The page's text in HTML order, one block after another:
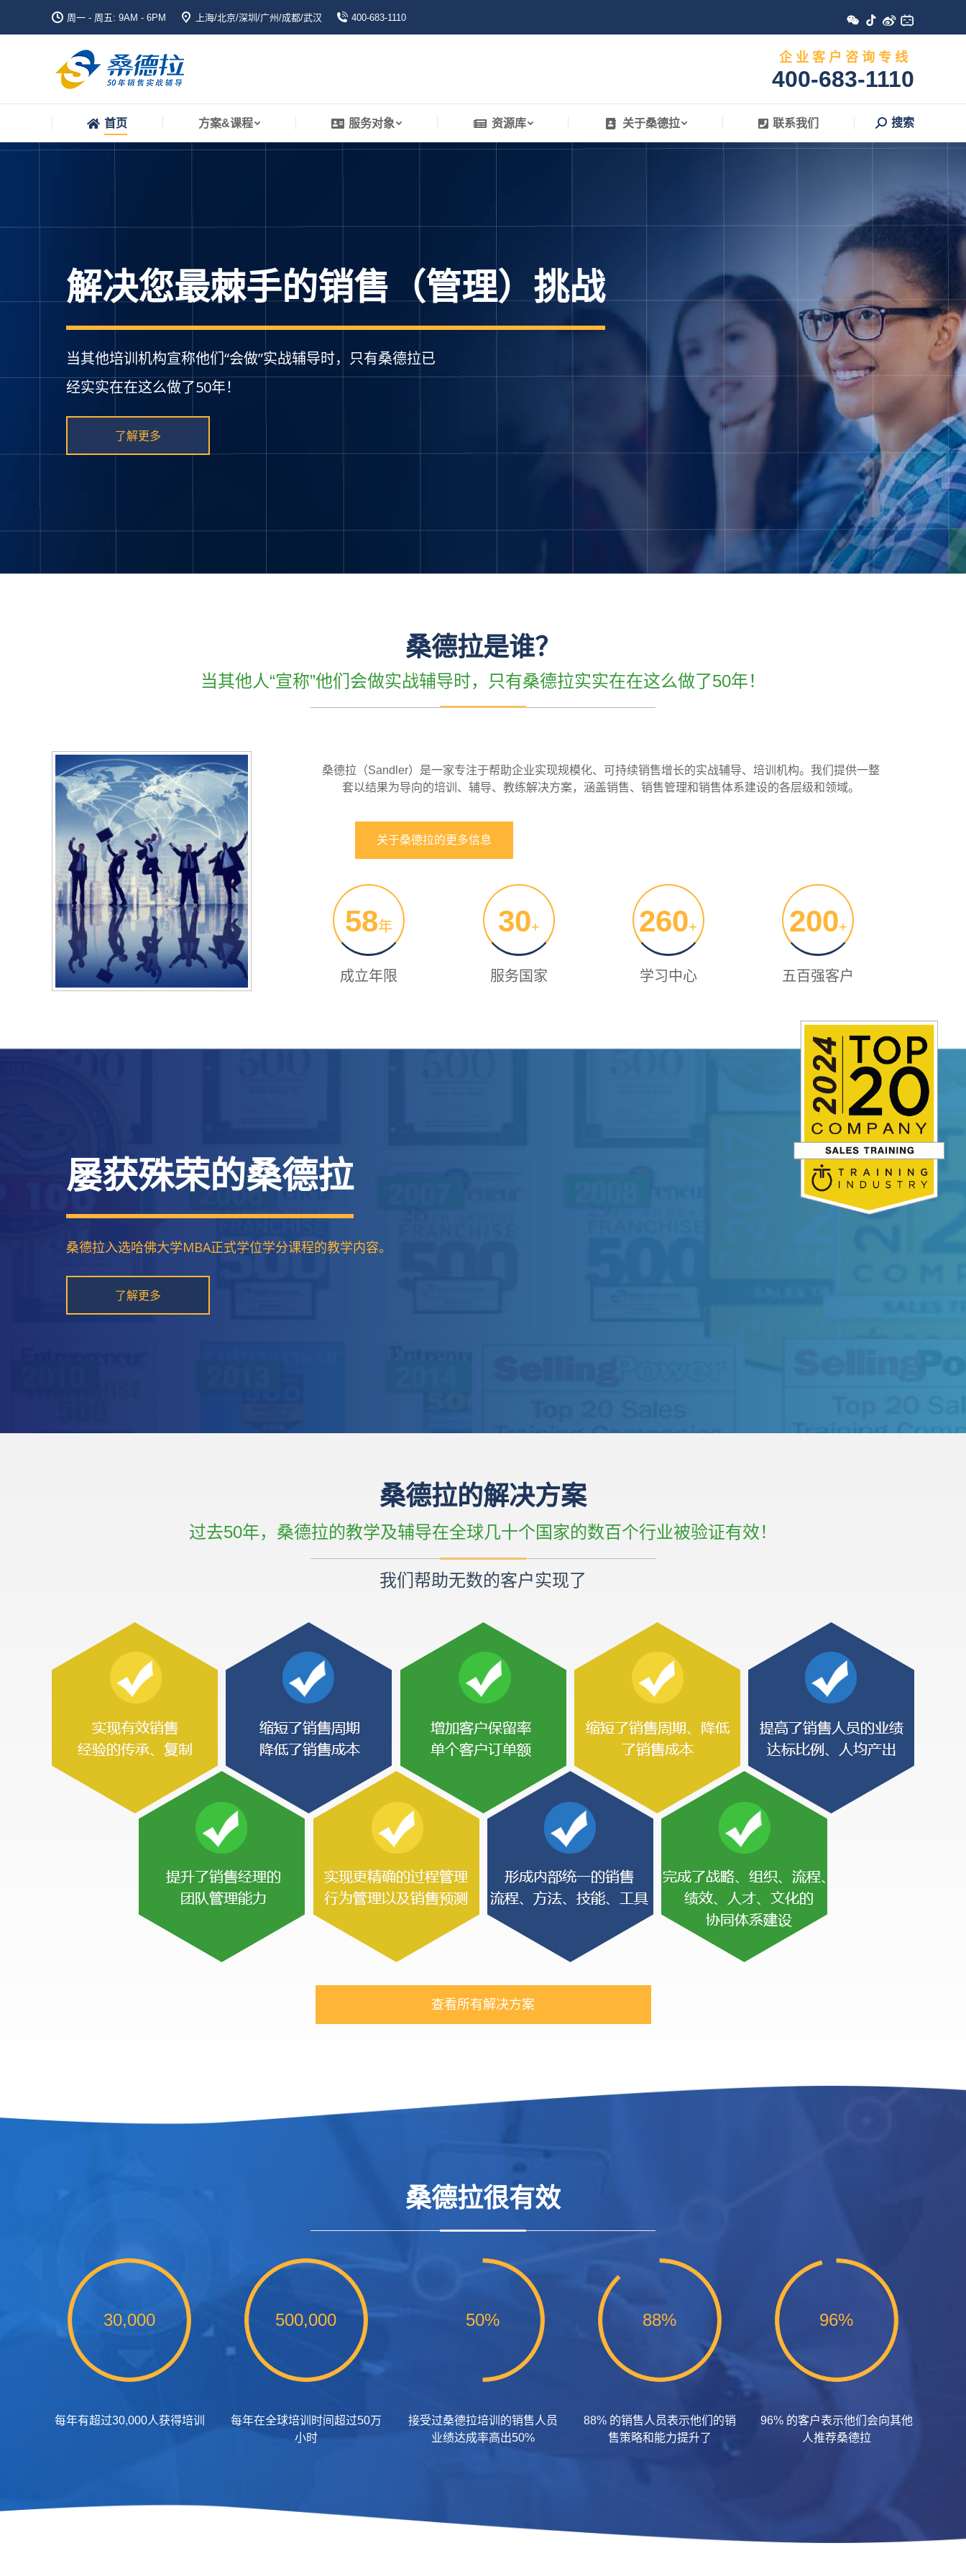
周一 - 周五: 9AM - 6PM 上海/北京/深圳/广州/成都/武汉 400-683-1110
企 业 客 户 咨 询 专 线
400-683-1110
首页 方案&课程 服务对象 资源库 关于桑德拉 联系我们 Search:
搜索
桑德拉是谁？
当其他人“宣称”他们会做实战辅导时，只有桑德拉实实在在这么做了50年！
桑德拉（Sandler）是一家专注于帮助企业实现规模化、可持续销售增长的实战辅导、培训机构。我们提供一整
套以结果为导向的培训、辅导、教练解决方案，涵盖销售、销售管理和销售体系建设的各层级和领域。
关于桑德拉的更多信息
58年
成立年限
30+
服务国家
260+
学习中心
200+
五百强客户
桑德拉的解决方案
过去50年，桑德拉的教学及辅导在全球几十个国家的数百个行业被验证有效！
我们帮助无数的客户实现了
查看所有解决方案
桑德拉很有效
30,000
每年有超过30,000人获得培训
500,000
每年在全球培训时间超过50万
小时
50%
接受过桑德拉培训的销售人员
业绩达成率高出50%
88%
88% 的销售人员表示他们的销
售策略和能力提升了
96%
96% 的客户表示他们会向其他
人推荐桑德拉
首页 方案&课程 服务对象 Search:
搜索